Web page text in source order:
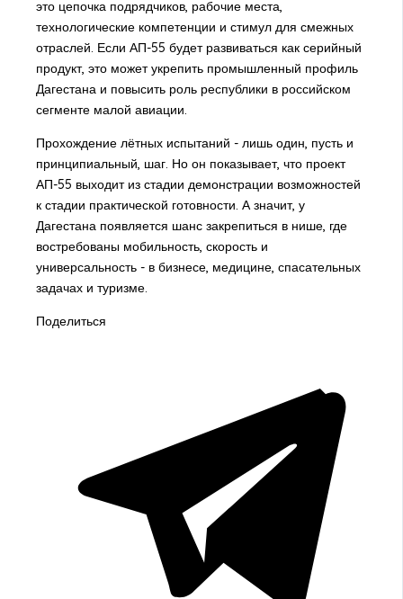
это цепочка подрядчиков, рабочие места,
технологические компетенции и стимул для смежных
отраслей. Если АП-55 будет развиваться как серийный
продукт, это может укрепить промышленный профиль
Дагестана и повысить роль республики в российском
сегменте малой авиации.
Прохождение лётных испытаний - лишь один, пусть и
принципиальный, шаг. Но он показывает, что проект
АП-55 выходит из стадии демонстрации возможностей
к стадии практической готовности. А значит, у
Дагестана появляется шанс закрепиться в нише, где
востребованы мобильность, скорость и
универсальность - в бизнесе, медицине, спасательных
задачах и туризме.
Поделиться